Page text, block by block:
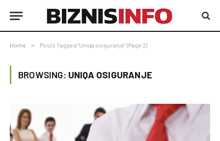
Home » Posts Tagged "Uniqa osiguranje" (Page 2)
BROWSING: UNIQA OSIGURANJE